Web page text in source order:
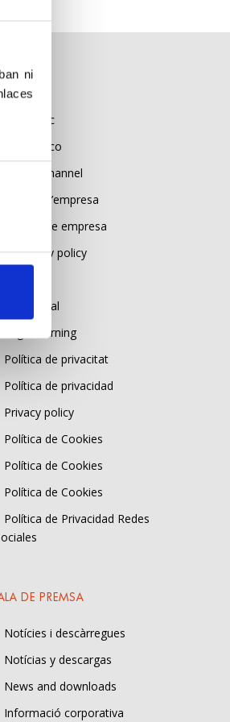
ni
Canal Ètic
Canal Ético
Ethical Channel
Política d’empresa
Política de empresa
Company policy
Aviso legal
Legal warning
Política de privacitat
Política de privacidad
Privacy policy
Política de Cookies
Política de Cookies
Política de Cookies
Política de Privacidad Redes
DE PREMSA
Notícies i descàrregues
Notícias y descargas
News and downloads
Informació corporativa